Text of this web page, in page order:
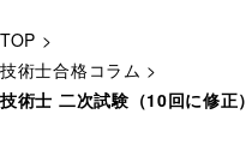
TOP >
技術士合格コラム >
技術士 二次試験（10回に修正）